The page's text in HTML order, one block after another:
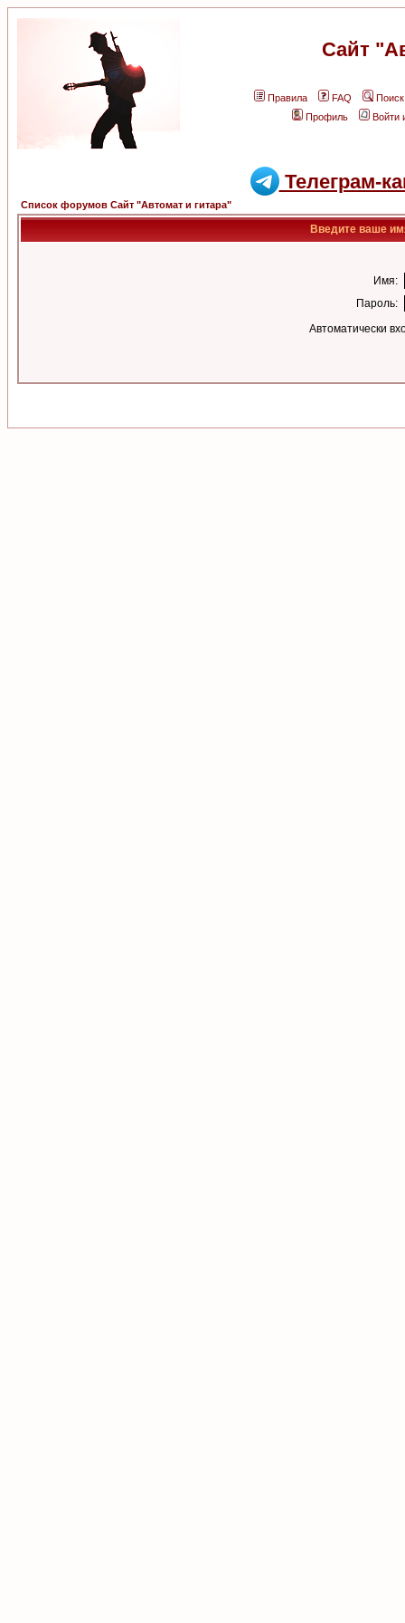
Сайт
Правила FAQ
Поиск
Профиль
Войти
Телеграм-
Список форумов Сайт "Автомат и гитара"
Введите ваше
Имя:
Пароль:
Автоматически